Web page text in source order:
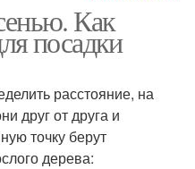
Дистанция между
яблонями
Колоновидная яблоня
Как
посадки
расстояние, на
друг от друга и
точку берут
дерева: